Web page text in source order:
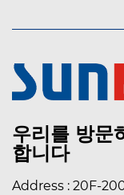
우리를 방문
합니다
Address : 20F-